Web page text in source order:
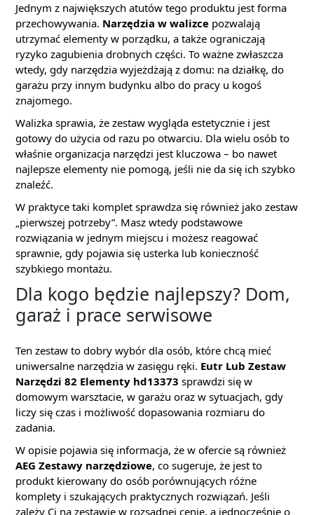
Jednym z największych atutów tego produktu jest forma
przechowywania. Narzędzia w walizce pozwalają
utrzymać elementy w porządku, a także ograniczają
ryzyko zagubienia drobnych części. To ważne zwłaszcza
wtedy, gdy narzędzia wyjeżdżają z domu: na działkę, do
garażu przy innym budynku albo do pracy u kogoś
znajomego.
Walizka sprawia, że zestaw wygląda estetycznie i jest
gotowy do użycia od razu po otwarciu. Dla wielu osób to
właśnie organizacja narzędzi jest kluczowa – bo nawet
najlepsze elementy nie pomogą, jeśli nie da się ich szybko
znaleźć.
W praktyce taki komplet sprawdza się również jako zestaw
„pierwszej potrzeby”. Masz wtedy podstawowe
rozwiązania w jednym miejscu i możesz reagować
sprawnie, gdy pojawia się usterka lub konieczność
szybkiego montażu.
Dla kogo będzie najlepszy? Dom,
garaż i prace serwisowe
Ten zestaw to dobry wybór dla osób, które chcą mieć
uniwersalne narzędzia w zasięgu ręki. Eutr Lub Zestaw
Narzędzi 82 Elementy hd13373 sprawdzi się w
domowym warsztacie, w garażu oraz w sytuacjach, gdy
liczy się czas i możliwość dopasowania rozmiaru do
zadania.
W opisie pojawia się informacja, że w ofercie są również
AEG Zestawy narzędziowe, co sugeruje, że jest to
produkt kierowany do osób porównujących różne
komplety i szukających praktycznych rozwiązań. Jeśli
zależy Ci na zestawie w rozsądnej cenie, a jednocześnie o